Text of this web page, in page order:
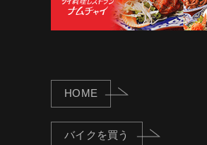
HOME
バイクを買う